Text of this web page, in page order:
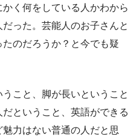
かく何をしている人かわから
った。芸能人のお子さんと
のだろうか？と今でも疑
こと、脚が長いということ
ということ、英語ができる
力はない普通の人だと思